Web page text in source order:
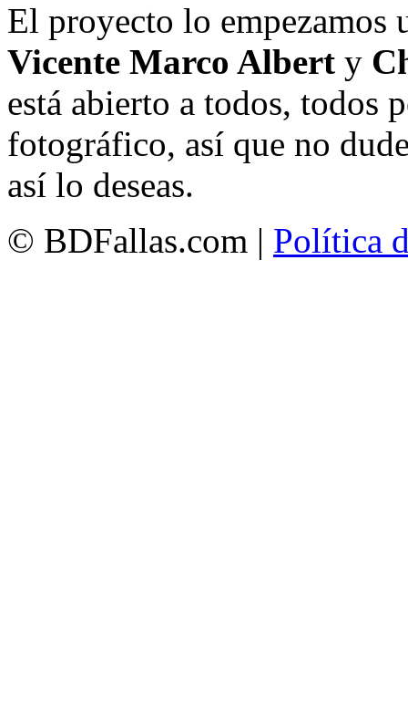
El proyecto lo empezamos
Vicente Marco Albert y
está abierto a todos, todos
fotográfico, así que no
así lo deseas.
© BDFallas.com | Política